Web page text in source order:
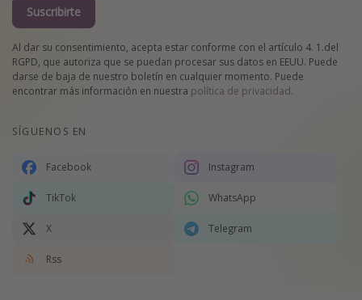
Suscribirte
Al dar su consentimiento, acepta estar conforme con el artículo 4. 1.del
RGPD, que autoriza que se puedan procesar sus datos en EEUU. Puede
darse de baja de nuestro boletín en cualquier momento. Puede
encontrar más información en nuestra política de privacidad.
SÍGUENOS EN
Facebook Instagram
TikTok WhatsApp
X Telegram
Rss